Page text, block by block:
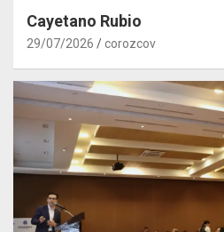
Cayetano Rubio
29/07/2026 corozcov